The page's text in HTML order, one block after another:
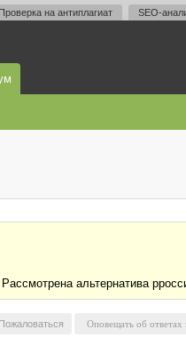
Проверка на антиплагиат SEO-
альтернатива
Пожаловаться